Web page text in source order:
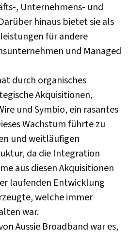
, Unternehmens- und
hinaus bietet sie als
für andere
und Managed
durch organisches
Akquisitionen,
und Symbio, ein rasantes
Wachstum führte zu
und weitläufigen
da die Integration
aus diesen Akquisitionen
laufenden Entwicklung
welche immer
war.
Aussie Broadband war es,